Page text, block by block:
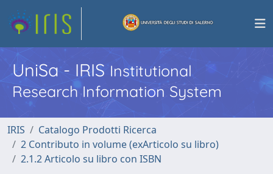
UniSa - IRISInstitutional
Research Information System
IRIS
Catalogo Prodotti Ricerca
2 Contributo in volume (exArticolo su libro)
2.1.2 Articolo su libro con ISBN